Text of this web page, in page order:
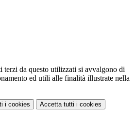
terzi da questo utilizzati si avvalgono di
ed utili alle finalità illustrate nella
i cookies Accetta tutti i cookies